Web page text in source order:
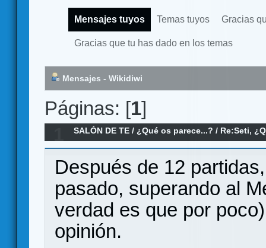
Mensajes tuyos Temas tuyos Gracias
Gracias que tu has dado en los temas
Mensajes - Wikidiwi
Páginas: [1]
SALÓN DE TE /¿Qué os parece...? / Re:Seti,
Después de 12
pasado, superando al
verdad es que por
opinión.